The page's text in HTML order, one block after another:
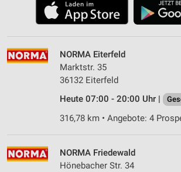
NORMA Eiterfeld
Marktstr. 35
36132 Eiterfeld
Heute 07:00 - 20:00 Uhr |
316,78 km • Angebote: 4
NORMA Friedewald
Hönebacher Str. 34